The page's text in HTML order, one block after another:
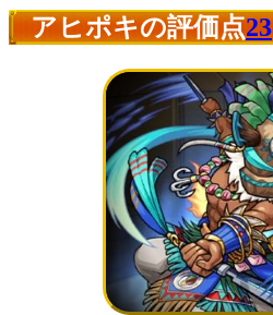
アヒポキの評価点23